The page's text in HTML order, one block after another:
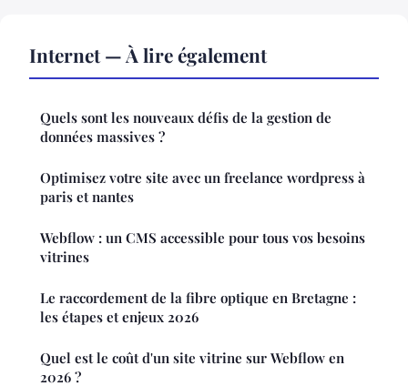
Internet — À lire également
Quels sont les nouveaux défis de la gestion de
données massives ?
Optimisez votre site avec un freelance wordpress à
paris et nantes
Webflow : un CMS accessible pour tous vos besoins
vitrines
Le raccordement de la fibre optique en Bretagne :
les étapes et enjeux 2026
Quel est le coût d'un site vitrine sur Webflow en
2026 ?